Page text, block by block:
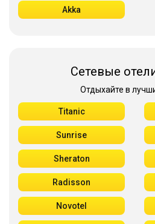
Akka
Сетевые
Отдыхайте в
Titanic
Sunrise
Sheraton
Radisson
Novotel